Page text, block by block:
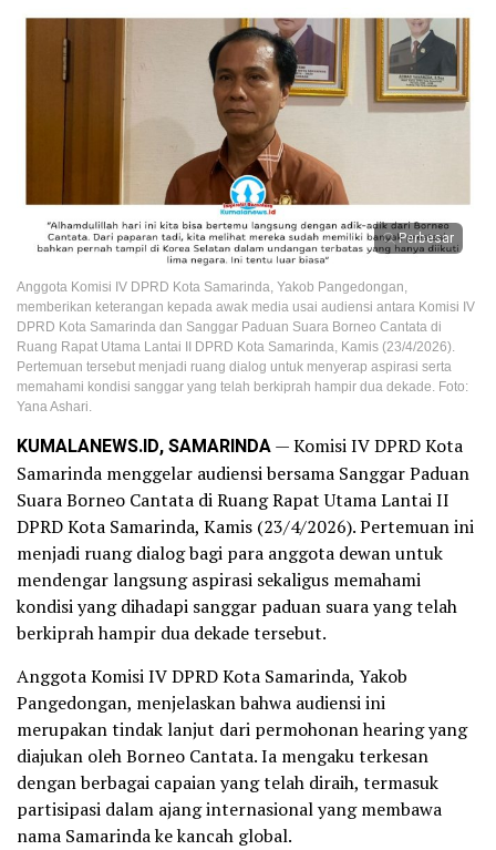
Perbesar
Anggota Komisi IV DPRD Kota Samarinda, Yakob Pangedongan,
memberikan keterangan kepada awak media usai audiensi antara Komisi IV
DPRD Kota Samarinda dan Sanggar Paduan Suara Borneo Cantata di
Ruang Rapat Utama Lantai II DPRD Kota Samarinda, Kamis (23/4/2026).
Pertemuan tersebut menjadi ruang dialog untuk menyerap aspirasi serta
memahami kondisi sanggar yang telah berkiprah hampir dua dekade. Foto:
Yana Ashari.
KUMALANEWS.ID, SAMARINDA— Komisi IV DPRD Kota
Samarinda menggelar audiensi bersama Sanggar Paduan
Suara Borneo Cantata di Ruang Rapat Utama Lantai II
DPRD Kota Samarinda, Kamis (23/4/2026). Pertemuan ini
menjadi ruang dialog bagi para anggota dewan untuk
mendengar langsung aspirasi sekaligus memahami
kondisi yang dihadapi sanggar paduan suara yang telah
berkiprah hampir dua dekade tersebut.
Anggota Komisi IV DPRD Kota Samarinda, Yakob
Pangedongan, menjelaskan bahwa audiensi ini
merupakan tindak lanjut dari permohonan hearing yang
diajukan oleh Borneo Cantata. Ia mengaku terkesan
dengan berbagai capaian yang telah diraih, termasuk
partisipasi dalam ajang internasional yang membawa
nama Samarinda ke kancah global.